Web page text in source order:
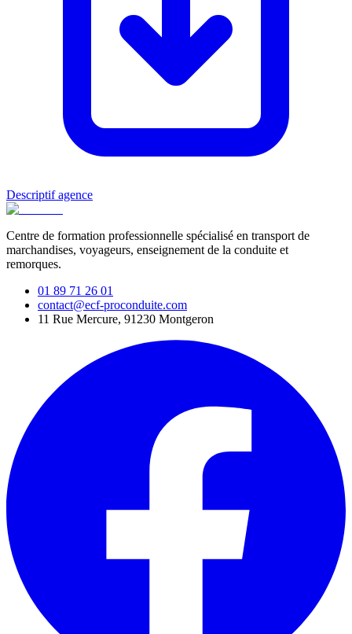
Descriptif agence
Centre de formation professionnelle spécialisé en transport de
marchandises, voyageurs, enseignement de la conduite et
remorques.
01 89 71 26 01
contact@ecf-proconduite.com
11 Rue Mercure, 91230 Montgeron